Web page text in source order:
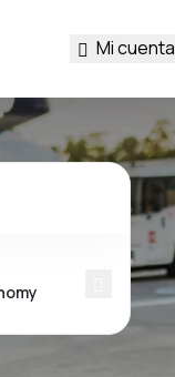
Mi cuenta